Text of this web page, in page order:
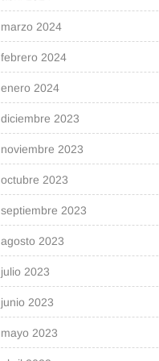
marzo 2024
febrero 2024
enero 2024
diciembre 2023
noviembre 2023
octubre 2023
septiembre 2023
agosto 2023
julio 2023
junio 2023
mayo 2023